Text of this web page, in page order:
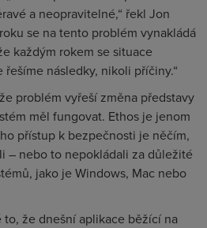
a neopravitelné,“ řekl Jon
se na tento problém vynakládá
každým rokem se situace
následky, nikoli příčiny.“
problém vyřeší změna představy
měl fungovat. Ethos je jenom
přístup k bezpečnosti je něčím,
– nebo to nepokládali za důležité
jako je Windows, Mac nebo
že dnešní aplikace běžící na